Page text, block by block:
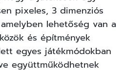
pixeles, 3 dimenziós
lehetőség van a
és építmények
egyes játékmódokban
együttműködhetnek